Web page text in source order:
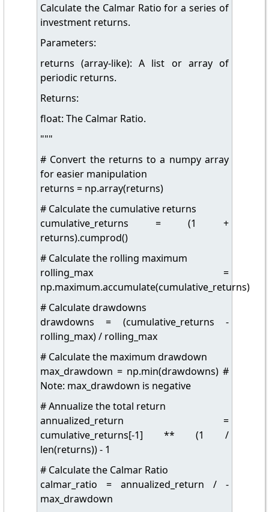
Calculate the Calmar Ratio for a series of
investment returns.
Parameters:
returns (array-like): A list or array of
periodic returns.
Returns:
float: The Calmar Ratio.
"""
# Convert the returns to a numpy array
for easier manipulation
returns = np.array(returns)
# Calculate the cumulative returns
cumulative_returns = (1 +
returns).cumprod()
# Calculate the rolling maximum
rolling_max =
np.maximum.accumulate(cumulative_returns)
# Calculate drawdowns
drawdowns = (cumulative_returns -
rolling_max) / rolling_max
# Calculate the maximum drawdown
max_drawdown = np.min(drawdowns) #
Note: max_drawdown is negative
# Annualize the total return
annualized_return =
cumulative_returns[-1] ** (1 /
len(returns)) - 1
# Calculate the Calmar Ratio
calmar_ratio = annualized_return / -
max_drawdown